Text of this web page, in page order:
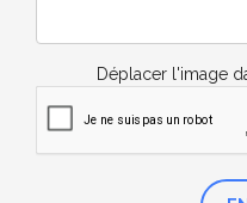
Déplacer l'image